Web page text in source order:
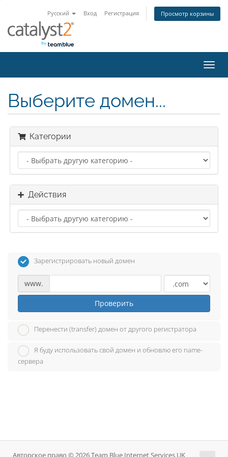
Русский Вход Регистрация Просмотр корзины
Выберите домен...
Категории
Действия
Зарегистрировать новый домен
www.
Проверить
Перенести (transfer) домен от другого регистратора
Я буду использовать свой домен и обновлю его name-
сервера
Авторское право © 2026 Team Blue Internet Services UK